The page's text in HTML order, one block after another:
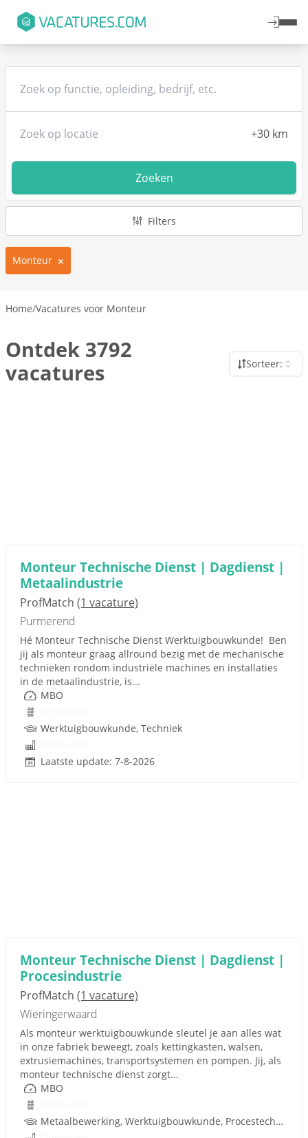
Zoeken
Filters
Monteur
Home/Vacatures voor Monteur
Ontdek 3792
vacatures
Sorteer:
Monteur Technische Dienst | Dagdienst |
Metaalindustrie
ProfMatch (1 vacature)
Purmerend
Hé Monteur Technische Dienst Werktuigbouwkunde! Ben
jij als monteur graag allround bezig met de mechanische
technieken rondom industriële machines en installaties
in de metaalindustrie, is...
MBO
Werktuigbouwkunde, Techniek
Laatste update: 7-8-2026
Monteur Technische Dienst | Dagdienst |
Procesindustrie
ProfMatch (1 vacature)
Wieringerwaard
Als monteur werktuigbouwkunde sleutel je aan alles wat
in onze fabriek beweegt, zoals kettingkasten, walsen,
extrusiemachines, transportsystemen en pompen. Jij, als
monteur technische dienst zorgt...
MBO
Metaalbewerking, Werktuigbouwkunde, Procestechnologie, Techniek